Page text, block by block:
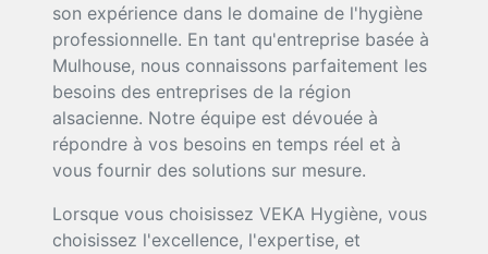
son expérience dans le domaine de l'hygiène
professionnelle. En tant qu'entreprise basée à
Mulhouse, nous connaissons parfaitement les
besoins des entreprises de la région
alsacienne. Notre équipe est dévouée à
répondre à vos besoins en temps réel et à
vous fournir des solutions sur mesure.
Lorsque vous choisissez VEKA Hygiène, vous
choisissez l'excellence, l'expertise, et